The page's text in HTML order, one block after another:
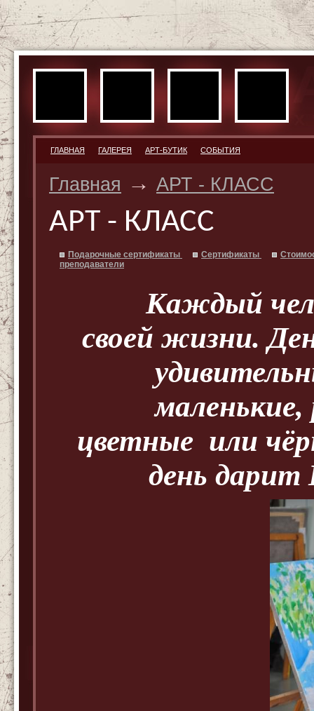
ГЛАВНАЯ ГАЛЕРЕЯ АРТ-БУТИК СОБЫТИЯ
Главная → АРТ - КЛАСС
АРТ - КЛАСС
Подарочные сертификаты Сертификаты
преподаватели
Каждый
своей жизни.
цветные или
день